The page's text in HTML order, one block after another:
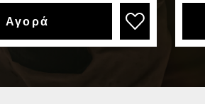
Αγορά